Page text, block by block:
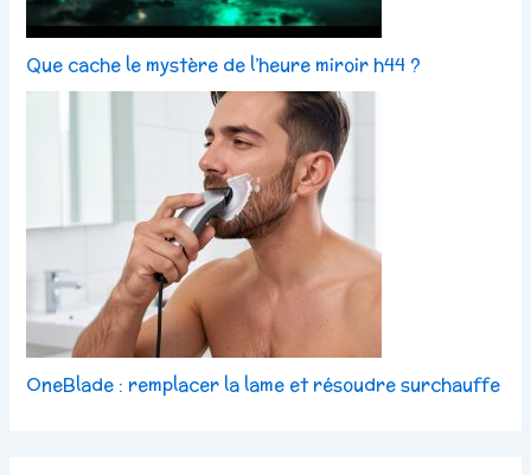
Que cache le mystère de l’heure miroir h44 ?
OneBlade : remplacer la lame et résoudre surchauffe